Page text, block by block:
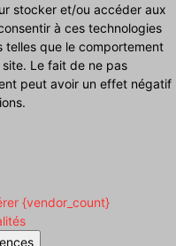
stocker et/ou accéder aux
à ces technologies
telles que le comportement
Le fait de ne pas
peut avoir un effet négatif
{vendor_count}